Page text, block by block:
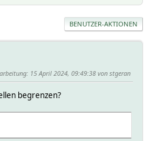
BENUTZER-AKTIONEN
: 15 April 2024, 09:49:38 von stgeran
begrenzen?